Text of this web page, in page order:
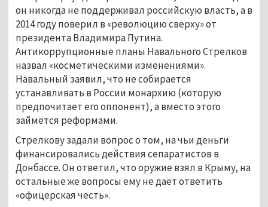
он никогда не поддерживал российскую власть, а в
2014 году поверил в «революцию сверху» от
президента Владимира Путина.
Антикоррупционные планы Навального Стрелков
назвал «косметическими изменениями».
Навальный заявил, что не собирается
устанавливать в России монархию (которую
предпочитает его оппонент), а вместо этого
займётся реформами.
Стрелкову задали вопрос о том, на чьи деньги
финансировались действия сепаратистов в
Донбассе. Он ответил, что оружие взял в Крыму, на
остальные же вопросы ему не даёт ответить
«офицерская честь».